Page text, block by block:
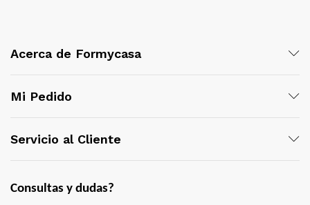
Acerca de Formycasa
Mi Pedido
Servicio al Cliente
Consultas y dudas?